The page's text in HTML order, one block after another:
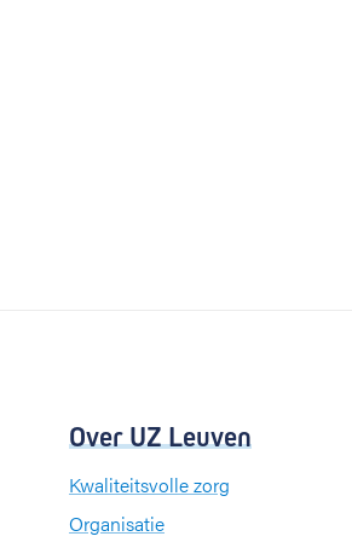
Over UZ Leuven
Kwaliteitsvolle zorg
Organisatie